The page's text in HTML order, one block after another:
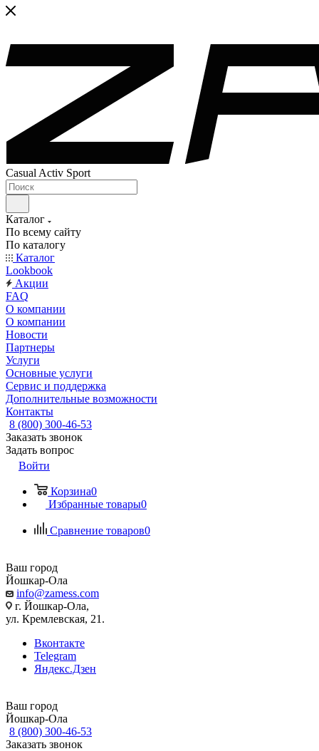
Casual Activ Sport
Каталог
По всему сайту
По каталогу
Каталог
Lookbook
Акции
FAQ
О компании
О компании
Новости
Партнеры
Услуги
Основные услуги
Сервис и поддержка
Дополнительные возможности
Контакты
8 (800) 300-46-53
Заказать звонок
Задать вопрос
Войти
Корзина0
Избранные товары0
Сравнение товаров0
Ваш город
Йошкар-Ола
info@zamess.com
г. Йошкар-Ола,
ул. Кремлевская, 21.
Вконтакте
Telegram
Яндекс.Дзен
Ваш город
Йошкар-Ола
8 (800) 300-46-53
Заказать звонок